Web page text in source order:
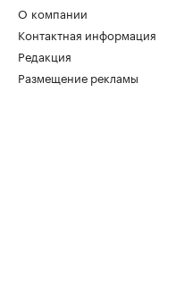
О компании
Контактная информация
Редакция
Размещение рекламы